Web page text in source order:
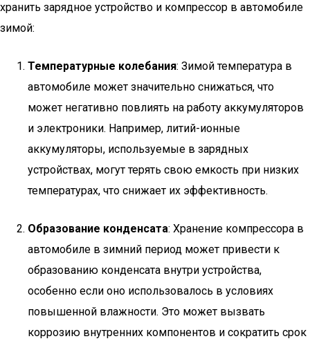
хранить зарядное устройство и компрессор в автомобиле
зимой:
Температурные колебания: Зимой температура в
автомобиле может значительно снижаться, что
может негативно повлиять на работу аккумуляторов
и электроники. Например, литий-ионные
аккумуляторы, используемые в зарядных
устройствах, могут терять свою емкость при низких
температурах, что снижает их эффективность.
Образование конденсата: Хранение компрессора в
автомобиле в зимний период может привести к
образованию конденсата внутри устройства,
особенно если оно использовалось в условиях
повышенной влажности. Это может вызвать
коррозию внутренних компонентов и сократить срок